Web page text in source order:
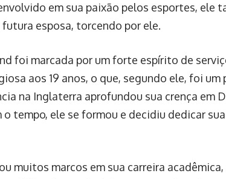
em sua paixão pelos esportes, ele
futura esposa, torcendo por ele.
foi marcada por um forte espírito de
aos 19 anos, o que, segundo ele, foi
na Inglaterra aprofundou sua crença em
o tempo, ele se formou e decidiu dedicar
muitos marcos em sua carreira